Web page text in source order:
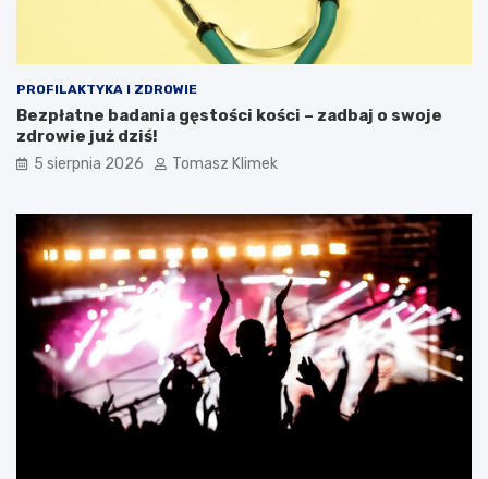
PROFILAKTYKA I ZDROWIE
Bezpłatne badania gęstości kości – zadbaj o swoje
zdrowie już dziś!
5 sierpnia 2026 Tomasz Klimek